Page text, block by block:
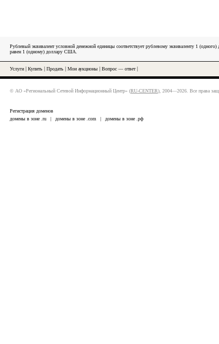
Рублевый эквивалент условной денежной единицы соответствует рублевому эквиваленту 1
равен 1 (одному) доллару США.
Услуги Купить Продать Мои аукционы Вопрос — ответ|
© АО «Региональный Сетевой Информационный Центр» (RU-CENTER), 2004—2026. Все права
Регистрация доменов
домены в зоне .ru
| домены в зоне .com | домены в зоне .рф